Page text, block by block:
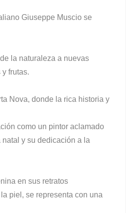
Giuseppe Muscio se
la naturaleza a nuevas
frutas.
Nova, donde la rica historia y
como un pintor aclamado
y su dedicación a la
en sus retratos
piel, se representa con una